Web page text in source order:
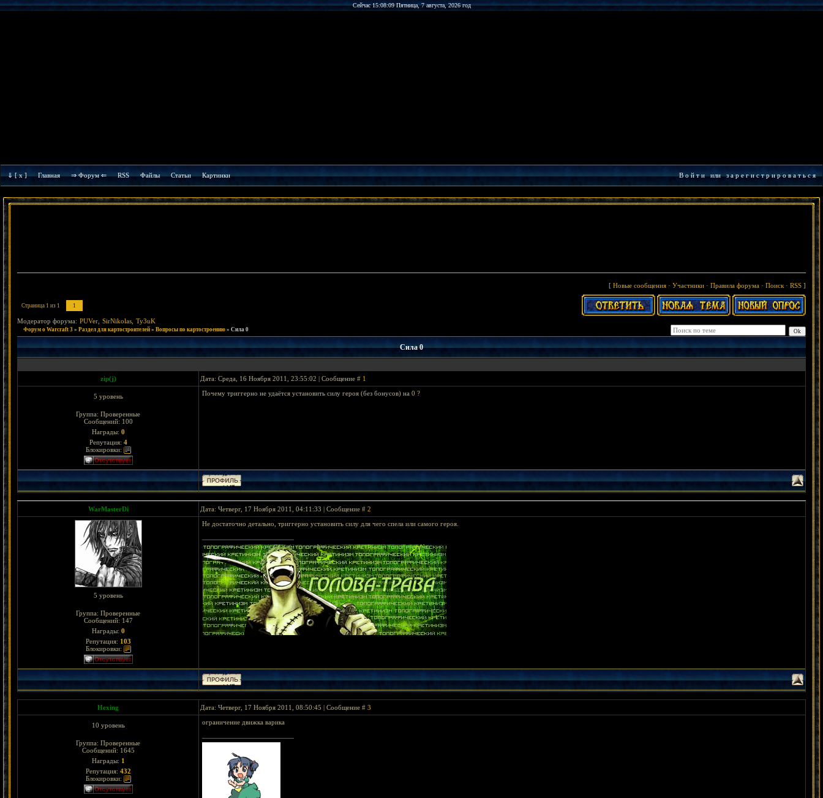
Сейчас 15:08:09 Пятница, 7 августа, 2026 год
⇓ [ x ] Главная ⇒ Форум ⇐ RSS Файлы Cтатьи Картинки В о й т иилиз а р е г и с т р и р о в а т ь с я
[ Новые сообщения · Участники · Правила форума · Поиск · RSS ]
Страница 1 из 1 1
Модератор форума: PUVer SirNikolas Ty3uK
Форум о Warcraft 3 » Раздел для картостроителей » Вопросы по картостроению » Сила 0
Сила 0
zip(j) Дата: Среда, 16 Ноября 2011, 23:55:02 | Сообщение # 1
5 уровень
Группа: Проверенные
Сообщений: 100
Награды: 0
Репутация: 4
Блокировки:
Почему триггерно не удаётся установить силу героя (без бонусов) на 0 ?
WarMasterDi Дата: Четверг, 17 Ноября 2011, 04:11:33 | Сообщение # 2
5 уровень
Группа: Проверенные
Сообщений: 147
Награды: 0
Репутация: 103
Блокировки:
Не достаточно детально, триггерно установить силу для чего спела или самого героя.
Hexing Дата: Четверг, 17 Ноября 2011, 08:50:45 | Сообщение # 3
10 уровень
Группа: Проверенные
Сообщений: 1645
Награды: 1
Репутация: 432
Блокировки:
ограничение движка варика